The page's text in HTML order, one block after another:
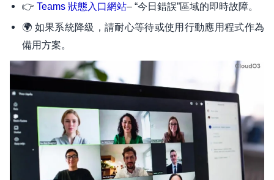
👉 Teams 狀態入口網站– “今日錯誤”區域的即時故障。
🌍 如果系統降級，請耐心等待或使用行動應用程式作為
備用方案。